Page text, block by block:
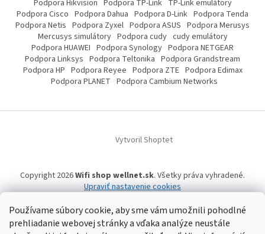
Používame súbory cookie, aby sme vám umožnili pohodlné
prehliadanie webovej stránky a vďaka analýze neustále
Podpora Hikvision Podpora TP-Link TP-Link emulátory
Podpora Cisco Podpora Dahua Podpora D-Link Podpora Tenda
Podpora Netis Podpora Zyxel Podpora ASUS Podpora Merusys
Mercusys simulátory Podpora cudy cudy emulátory
Podpora HUAWEI Podpora Synology Podpora NETGEAR
Podpora Linksys Podpora Teltonika Podpora Grandstream
Podpora HP Podpora Reyee Podpora ZTE Podpora Edimax
Podpora PLANET Podpora Cambium Networks
Vytvoril Shoptet
Copyright 2026Wifi shop wellnet.sk. Všetky práva vyhradené.
Upraviť nastavenie cookies
Wifi shop wellnet.sk prevádzkuje spoločnosť WELLNET, s.r.o.,IČO: 36484610,